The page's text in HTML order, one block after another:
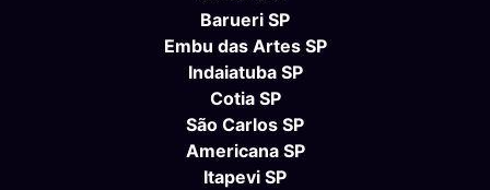
Barueri SP
Embu das Artes SP
Indaiatuba SP
Cotia SP
São Carlos SP
Americana SP
Itapevi SP